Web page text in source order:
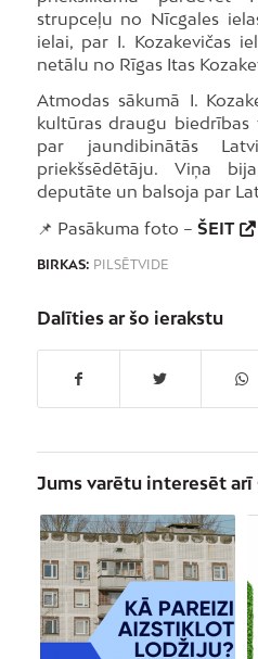
strupceļu no Nīcgales
ielai, par I. Kozakevičas
netālu no Rīgas Itas
Atmodas sākumā I.
kultūras draugu biedrības
par jaundibinātās
priekšsēdētāju. Viņa
deputāte un balsoja par
📌 Pasākuma foto – ŠEIT
BIRKAS: PILSĒTVIDE
Dalīties ar šo ierakstu
Jums varētu interesēt arī